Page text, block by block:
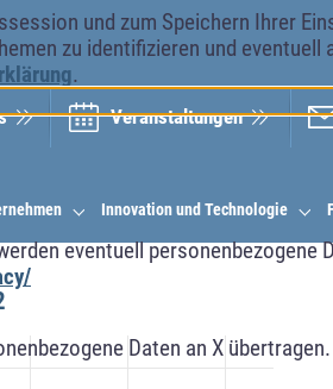
und zum Speichern Ihrer
zu identifizieren und
.
eventuell personenbezogene
Daten an X
Innovation und Technologie
Veranstal­tungen